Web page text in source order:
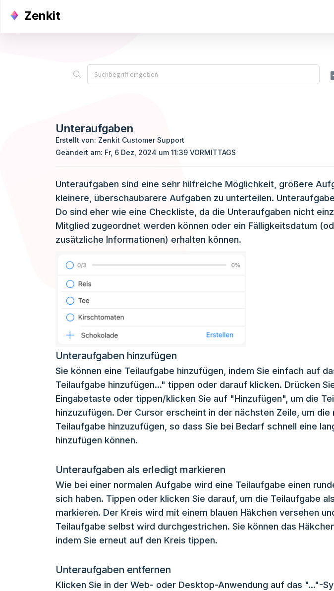
Zenkit
Unteraufgaben
Erstellt von: Zenkit Customer Support
Geändert am: Fr, 6 Dez, 2024 um 11:39 VORMITTAGS
Unteraufgaben sind eine sehr hilfreiche Möglichkeit, größere
kleinere, überschaubarere Aufgaben zu unterteilen.
Do sind eher wie eine Checkliste, da die Unteraufgaben nicht
Mitglied zugeordnet werden können oder ein Fälligkeitsdatum
zusätzliche Informationen) erhalten können.
Unteraufgaben hinzufügen
Sie können eine Teilaufgabe hinzufügen, indem Sie einfach auf
Teilaufgabe hinzufügen..." tippen oder darauf klicken. Drücken
Eingabetaste oder tippen/klicken Sie auf "Hinzufügen", um die
hinzuzufügen. Der Cursor erscheint in der nächsten Zeile, um die
Teilaufgabe hinzuzufügen, so dass Sie bei Bedarf schnell eine
hinzufügen können.
Unteraufgaben als erledigt markieren
Wie bei einer normalen Aufgabe wird eine Teilaufgabe einen
sich haben. Tippen oder klicken Sie darauf, um die Teilaufgabe
markieren. Der Kreis wird mit einem blauen Häkchen versehen
Teilaufgabe selbst wird durchgestrichen. Sie können das
indem Sie erneut auf den Kreis tippen.
Unteraufgaben entfernen
Klicken Sie in der Web- oder Desktop-Anwendung auf das "..."-